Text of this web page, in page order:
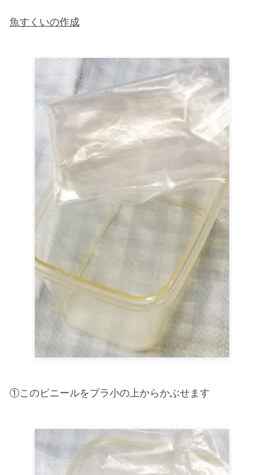
魚すくいの作成
①このビニールをプラ小の上からかぶせます